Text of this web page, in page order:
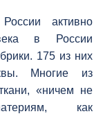
активно
в России
175 из них
Многие из
«ничем не
как